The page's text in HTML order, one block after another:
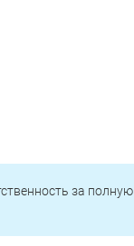
за полную